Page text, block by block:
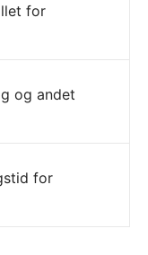
for
og andet
for